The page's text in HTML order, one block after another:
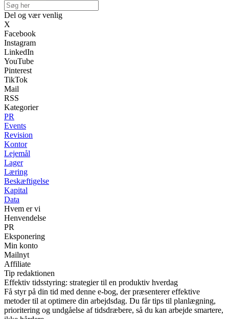
Del og vær venlig
X
Facebook
Instagram
LinkedIn
YouTube
Pinterest
TikTok
Mail
RSS
Kategorier
PR
Events
Revision
Kontor
Lejemål
Lager
Læring
Beskæftigelse
Kapital
Data
Hvem er vi
Henvendelse
PR
Eksponering
Min konto
Mailnyt
Affiliate
Tip redaktionen
Effektiv tidsstyring: strategier til en produktiv hverdag
Få styr på din tid med denne e-bog, der præsenterer effektive
metoder til at optimere din arbejdsdag. Du får tips til planlægning,
prioritering og undgåelse af tidsdræbere, så du kan arbejde smartere,